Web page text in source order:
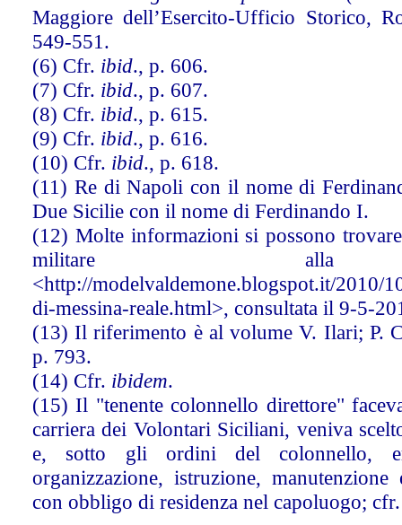
Maggiore dell’Esercito-Ufficio Storico,
549-551.
(6) Cfr. ibid., p. 606.
(7) Cfr. ibid., p. 607.
(8) Cfr. ibid., p. 615.
(9) Cfr. ibid., p. 616.
(10) Cfr. ibid., p. 618.
(11) Re di Napoli con il nome di
Due Sicilie con il nome di Ferdinando I.
(12) Molte informazioni si possono
militare alla
<http://modelvaldemone.blogspot.it/2010/
di-messina-reale.html>, consultata il 9-5-
(13) Il riferimento è al volume V. Ilari; P.
p. 793.
(14) Cfr. ibidem.
(15) Il "tenente colonnello direttore"
carriera dei Volontari Siciliani, veniva
e, sotto gli ordini del colonnello,
organizzazione, istruzione,
con obbligo di residenza nel capoluogo;